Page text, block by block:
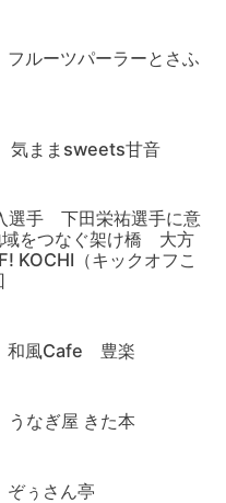
ルーツパーラーとさふ
気ままsweets甘音
選手 下田栄祐選手に意
域をつなぐ架け橋 大方
KOCHI（キックオフこ
和風Cafe 豊楽
なぎ屋 きた本
ぅさん亭